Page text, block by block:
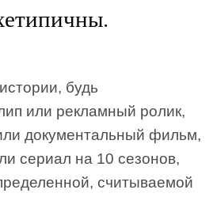
будь
или рекламный ролик,
документальный фильм,
сериал на 10 сезонов,
считываемой